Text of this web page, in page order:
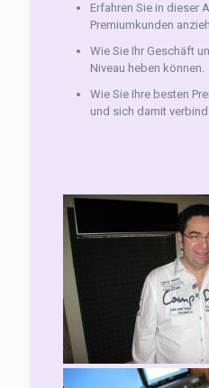
Erfahren Sie in dieser
Premiumkunden
Wie Sie Ihr Geschäft
Niveau heben können.
Wie Sie Ihre besten
und sich damit